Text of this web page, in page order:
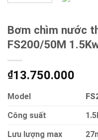
Bơm chìm nước
FS200/50M
₫13.750.000
Model
Công suất
Lưu lượng max